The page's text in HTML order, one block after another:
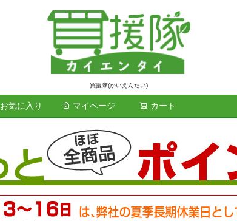
買援隊(かいえんたい)
お気に入り マイページ カート
検索